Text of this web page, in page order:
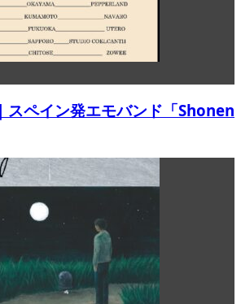
スペイン発エモバンド「Shonen